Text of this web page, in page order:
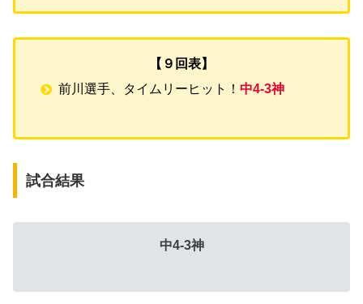
【９回表】
前川選手、タイムリーヒット！中4-3神
試合結果
中4-3神